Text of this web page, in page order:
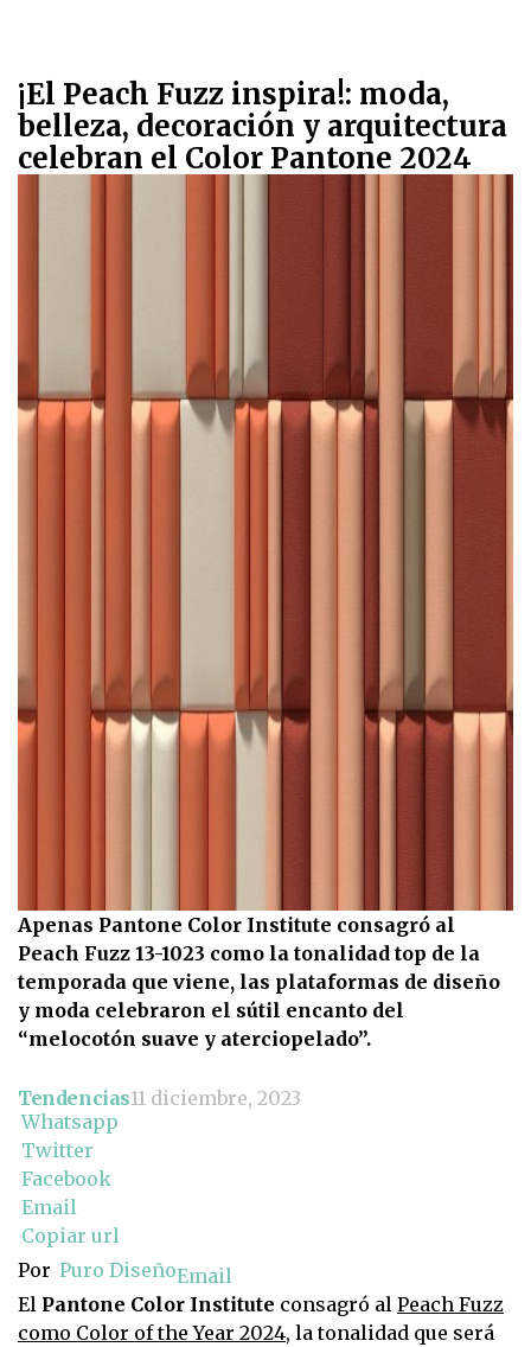
¡El Peach Fuzz inspira!: moda,
belleza, decoración y arquitectura
celebran el Color Pantone 2024
Apenas Pantone Color Institute consagró al
Peach Fuzz 13-1023 como la tonalidad top de la
temporada que viene, las plataformas de diseño
y moda celebraron el sútil encanto del
“melocotón suave y aterciopelado”.
Tendencias11 diciembre, 2023
Whatsapp
Twitter
Facebook
Email
Copiar url
Por Puro DiseñoEmail
El Pantone Color Institute consagró al Peach Fuzz
como Color of the Year 2024, la tonalidad que será